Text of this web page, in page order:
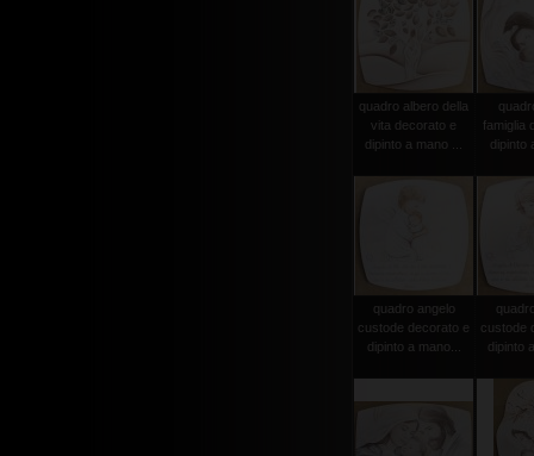
quadro albero della
vita decorato e
dipinto a mano ...
famiglia
dipinto
quadro angelo
custode decorato e
dipinto a mano...
custode
dipinto